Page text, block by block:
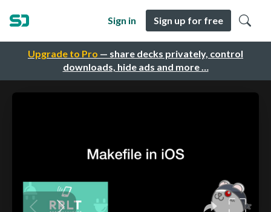
Upgrade to Pro — share decks privately, control
downloads, hide ads and more …
Sign in Sign up for free